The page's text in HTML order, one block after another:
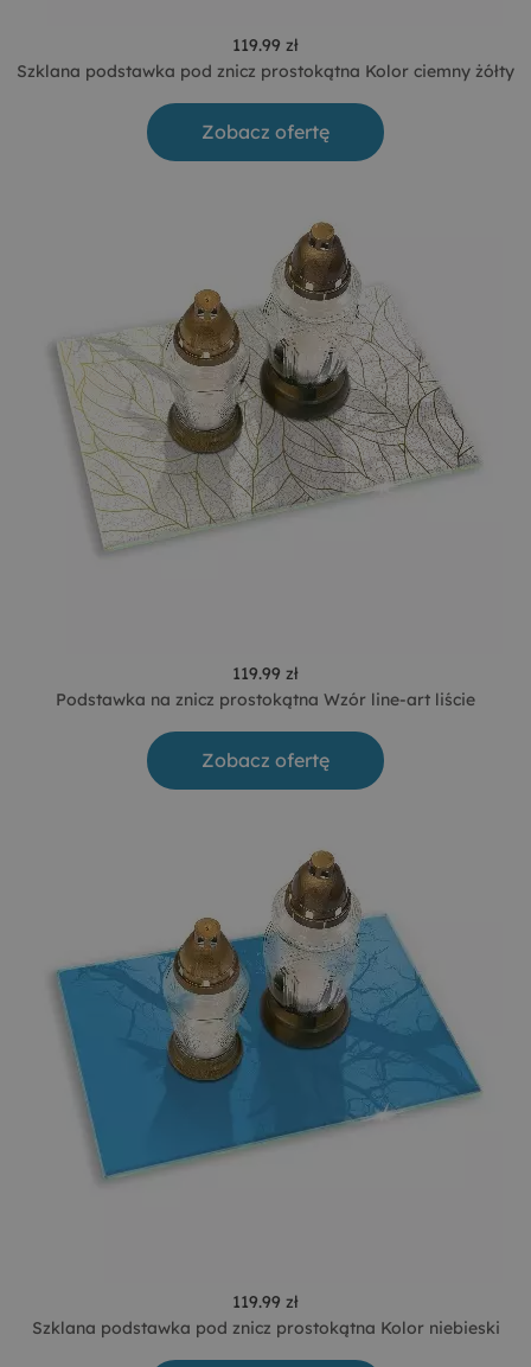
119.99 zł
Szklana podstawka pod znicz prostokątna Kolor ciemny żółty
Zobacz ofertę
119.99 zł
Podstawka na znicz prostokątna Wzór line-art liście
Zobacz ofertę
119.99 zł
Szklana podstawka pod znicz prostokątna Kolor niebieski